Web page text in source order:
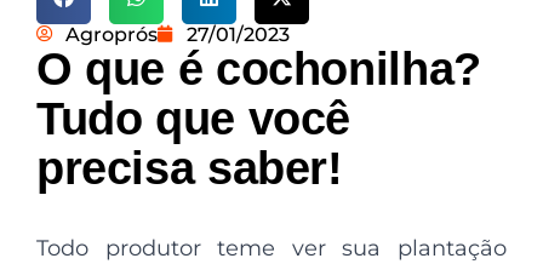
Agroprós 27/01/2023
O que é cochonilha?
Tudo que você
precisa saber!
Todo produtor teme ver sua plantação